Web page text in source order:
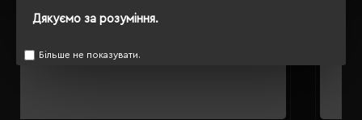
Дякуємо за розуміння.
Більше не показувати.